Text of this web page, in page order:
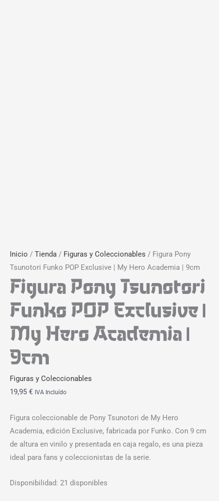
Inicio / Tienda / Figuras y Coleccionables / Figura Pony
Tsunotori Funko POP Exclusive | My Hero Academia | 9cm
Figura Pony Tsunotori
Funko POP Exclusive |
My Hero Academia |
9cm
Figuras y Coleccionables
19,95 € IVA Incluído
Figura coleccionable de Pony Tsunotori de My Hero
Academia, edición Exclusive, fabricada por Funko. Con 9 cm
de altura en vinilo y presentada en caja regalo, es una pieza
ideal para fans y coleccionistas de la serie.
Disponibilidad: 21 disponibles